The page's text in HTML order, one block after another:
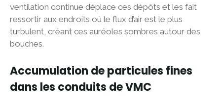
ventilation continue déplace ces dépôts et les fait
ressortir aux endroits où le flux d’air est le plus
turbulent, créant ces auréoles sombres autour des
bouches.
Accumulation de particules fines
dans les conduits de VMC